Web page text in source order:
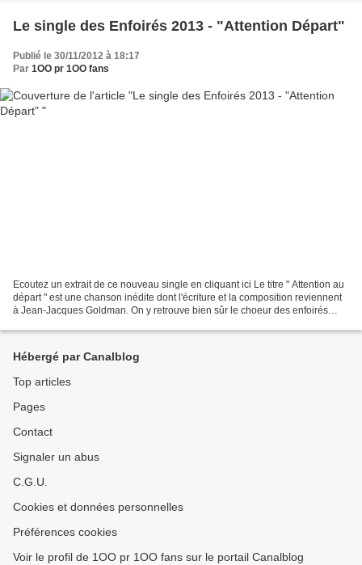
Le single des Enfoirés 2013 - "Attention Départ"
Publié le 30/11/2012 à 18:17
Par 1OO pr 1OO fans
Ecoutez un extrait de ce nouveau single en cliquant ici Le titre " Attention au
départ " est une chanson inédite dont l'écriture et la composition reviennent
à Jean-Jacques Goldman. On y retrouve bien sûr le choeur des enfoirés
Hébergé par Canalblog
Top articles
Pages
Contact
Signaler un abus
C.G.U.
Cookies et données personnelles
Préférences cookies
Voir le profil de 1OO pr 1OO fans sur le portail Canalblog